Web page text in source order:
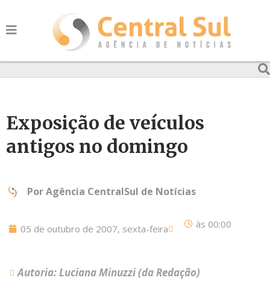
Exposição de veículos
antigos no domingo
PorAgência CentralSul de Notícias
05 de outubro de 2007, sexta-feira às 00:00
Autoria: Luciana Minuzzi (da Redação)